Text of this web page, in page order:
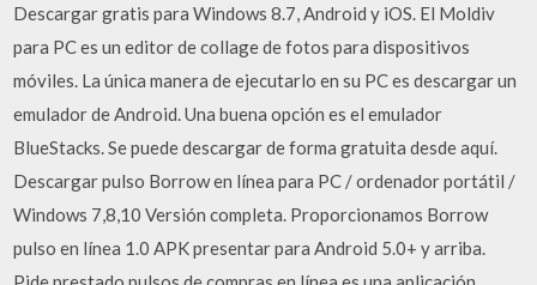
Descargar gratis para Windows 8.7, Android y iOS. El Moldiv
para PC es un editor de collage de fotos para dispositivos
móviles. La única manera de ejecutarlo en su PC es descargar un
emulador de Android. Una buena opción es el emulador
BlueStacks. Se puede descargar de forma gratuita desde aquí.
Descargar pulso Borrow en línea para PC / ordenador portátil /
Windows 7,8,10 Versión completa. Proporcionamos Borrow
pulso en línea 1.0 APK presentar para Android 5.0+ y arriba.